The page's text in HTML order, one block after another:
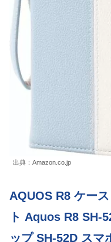
出典：Amazon.co.jp
AQUOS R8 ケー
ト Aquos R8 SH-
ップ SH-52D スマ